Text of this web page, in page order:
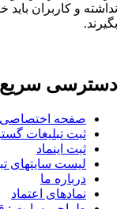
نداشته و کاربران
بگیرند.
دسترسی سریع
صفحه
ثبت تبلیغات
ثبت اینماد
لیست سایتهای
درباره ما
نمادهای اعتماد